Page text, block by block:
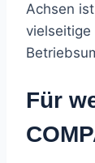
Achsen
vielseitige
Für